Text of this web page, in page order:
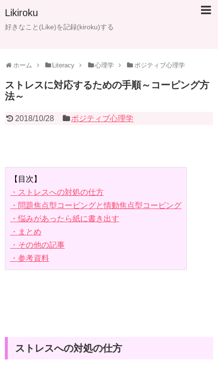
Likiroku
好きなこと(Like)を記録(kiroku)する
ホーム Literacy 心理学 ポジティブ心理学
ストレスに対応するための手順～コーピング方
法～
2018/10/28 ポジティブ心理学
【目次】
・ストレスへの対処の仕方
・問題焦点型コーピングと情動焦点型コーピング
・悩みがあったら紙に書き出す
・まとめ
・その他の記事
・参考資料
ストレスへの対処の仕方